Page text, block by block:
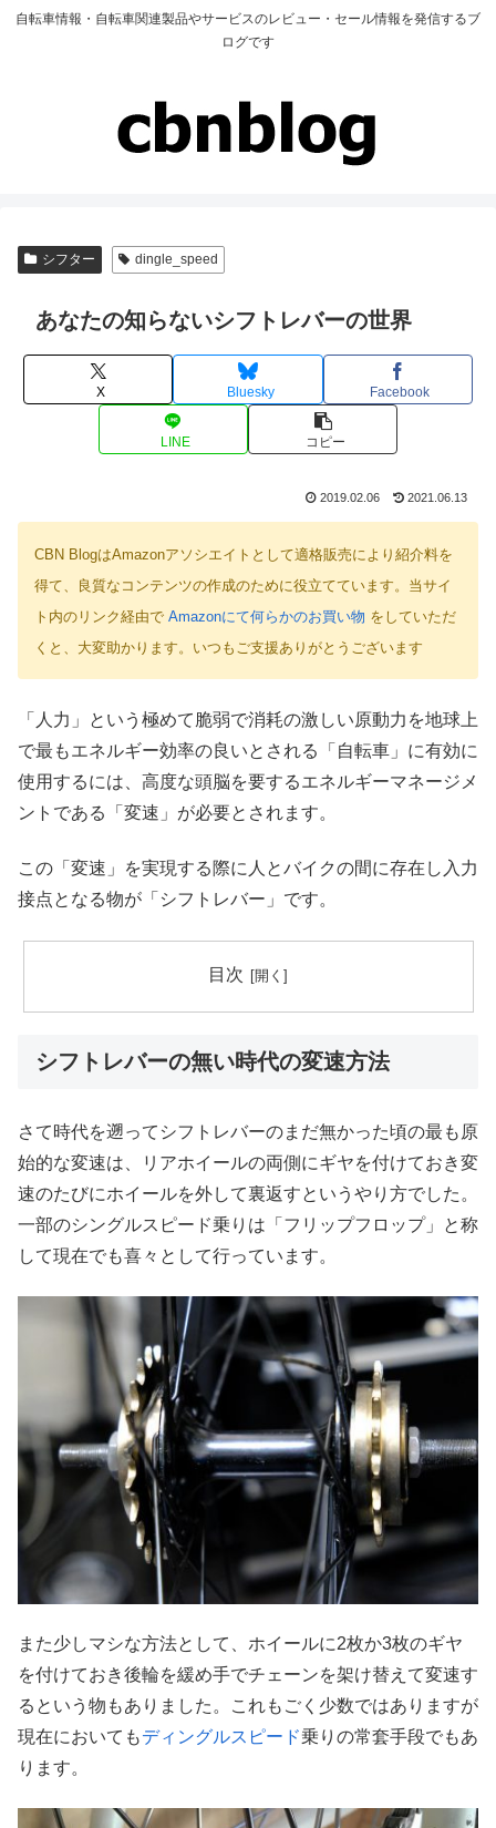
自転車情報・自転車関連製品やサービスのレビュー・セール情報を発信するブ
ログです
シフター dingle_speed
あなたの知らないシフトレバーの世界
X Bluesky Facebook
LINE コピー
2019.02.06 2021.06.13
CBN BlogはAmazonアソシエイトとして適格販売により紹介料を
得て、良質なコンテンツの作成のために役立てています。当サイ
ト内のリンク経由で Amazonにて何らかのお買い物 をしていただ
くと、大変助かります。いつもご支援ありがとうございます
「人力」という極めて脆弱で消耗の激しい原動力を地球上
で最もエネルギー効率の良いとされる「自転車」に有効に
使用するには、高度な頭脳を要するエネルギーマネージメ
ントである「変速」が必要とされます。
この「変速」を実現する際に人とバイクの間に存在し入力
接点となる物が「シフトレバー」です。
目次
シフトレバーの無い時代の変速方法
さて時代を遡ってシフトレバーのまだ無かった頃の最も原
始的な変速は、リアホイールの両側にギヤを付けておき変
速のたびにホイールを外して裏返すというやり方でした。
一部のシングルスピード乗りは「フリップフロップ」と称
して現在でも喜々として行っています。
また少しマシな方法として、ホイールに2枚か3枚のギヤ
を付けておき後輪を緩め手でチェーンを架け替えて変速す
るという物もありました。これもごく少数ではありますが
現在においてもディングルスピード乗りの常套手段でもあ
ります。